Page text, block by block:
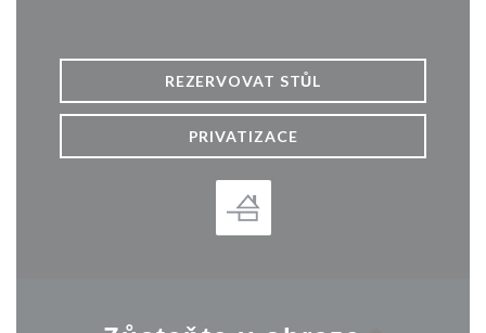
REZERVOVAT STŮL
PRIVATIZACE